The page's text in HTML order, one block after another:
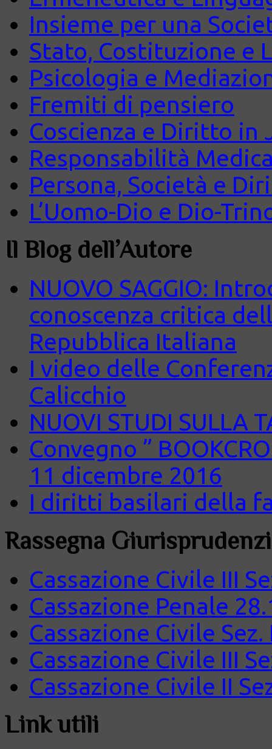
Insieme per una
Stato, Costituzione e
Psicologia e
Fremiti di pensiero
Coscienza e Diritto in
Responsabilità
Persona, Società e
L’Uomo-Dio e Dio-
Il Blog dell’Autore
NUOVO SAGGIO:
conoscenza critica
Repubblica Italiana
I video delle
Calicchio
NUOVI STUDI SULLA
Convegno ”
11 dicembre 2016
I diritti basilari della
Rassegna
Cassazione Civile III
Cassazione Penale
Cassazione Civile
Cassazione Civile III
Cassazione Civile II
Link utili